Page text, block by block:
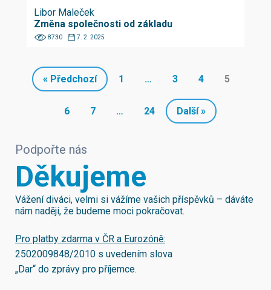
Libor Maleček
Změna společnosti od základu
8730 7. 2. 2025
« Předchozí 1 … 3 4 5
6 7 … 24 Další »
Podpořte nás
Děkujeme
Vážení diváci, velmi si vážíme vašich příspěvků – dáváte
nám naději, že budeme moci pokračovat.
Pro platby zdarma v ČR a Eurozóně:
2502009848/2010 s uvedením slova
„Dar“ do zprávy pro příjemce.